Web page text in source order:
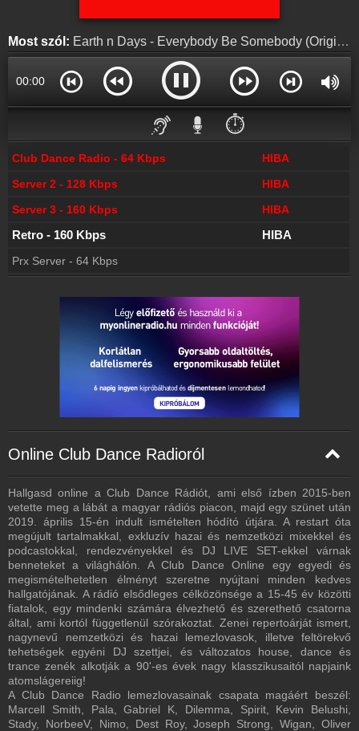
Most szól: Earth n Days - Everybody Be Somebody (Original Mix)
00:00
⏱️
Club Dance Radio - 64 Kbps
HIBA
Server 2 - 128 Kbps
HIBA
Server 3 - 160 Kbps
HIBA
Retro - 160 Kbps HIBA
Prx Server - 64 Kbps
Online Club Dance Radioról
Hallgasd online a Club Dance Rádiót, ami első ízben 2015-ben
vetette meg a lábát a magyar rádiós piacon, majd egy szünet után
2019. április 15-én indult ismételten hódító útjára. A restart óta
megújult tartalmakkal, exkluzív hazai és nemzetközi mixekkel és
podcastokkal, rendezvényekkel és DJ LIVE SET-ekkel várnak
benneteket a világhálón. A Club Dance Online egy egyedi és
megismételhetetlen élményt szeretne nyújtani minden kedves
hallgatójának. A rádió elsődleges célközönsége a 15-45 év közötti
fiatalok, egy mindenki számára élvezhető és szerethető csatorna
által, ami kortól függetlenül szórakoztat. Zenei repertoárját ismert,
nagynevű nemzetközi és hazai lemezlovasok, illetve feltörekvő
tehetségek egyéni DJ szettjei, és változatos house, dance és
trance zenék alkotják a 90'-es évek nagy klasszikusaitól napjaink
atomslágereiig!
A Club Dance Radio lemezlovasainak csapata magáért beszél:
Marcell Smith, Pala, Gabriel K, Dilemma, Spirit, Kevin Belushi,
Stady, NorbeeV, Nimo, Dest Roy, Joseph Strong, Wigan, Oliver